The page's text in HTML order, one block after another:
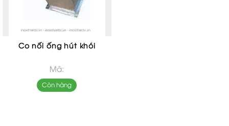
Co nối ống hút khói
Mã:
Còn hàng